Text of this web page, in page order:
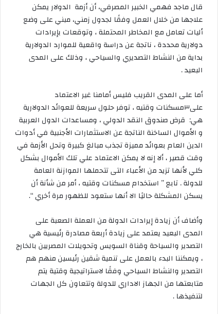
ي
د
ا
ك
و
ن
ي
ا
قال ماجد فهمي الخبير المصرفي، أن أزمة الدولار يمكن
علاجها من خلال العمل وفقًا لجدول زمني، مبني على وضع
أليات تعامل مع المخاطر المحتملة ، وتوقعات بإيرادات
دولارية محددة ، ناتجة عن دراسة واقعية للموارد الدولارية
بداية من النشاط التصديري والسياحي ، وذلك على المدى
البعيد .
أما على المدى القريب فليس أمامنا غير الاعتماد
على٣مسكنات وقتيه ، توفر حلول سريعة للعوائد الدولارية
هي: قرض صندوق النقد الدولي ، ومساعدات الدول العربية
و الأموال الساخنة الناتجة عن الاستثمارات الأجنبية في أدوات
الدين العام بعوائد مميزة تجذب مبالغ كبيرة وتحل الأزمة في
وقت قصير ، ألا إنه لا يمكن الاعتماد علي تلك الأموال بشكل
كلي لأنها تزيد من الأعباء التى تتحملها الموازنة العامة
للدولة . تابع ” استخدام مسكنات وقتيه ، أمر من شأنة أن
يسكن المشكلة حاليًا الا أنها ستعود للظهور مرة أخري “.
وأضاف أن زيادة إيرادات الدولة من العملة الصعبة على
المدى البعيد يعتمد على زيادة أربعة مصادرة رئيسية هي
التصدير والسياحة وقناة السويس وتحويلات المصريين بالخارج
، ويمكننا البدء بالعمل على تنمية شقين رئيسين منهم هم
التصدير والنشاط السياحي وفقًا لاستراتيجية وقتية يتم
متابعتها من الجهاز الاداري للدولة وتتعاون كل الجهات
لتنفيذها .